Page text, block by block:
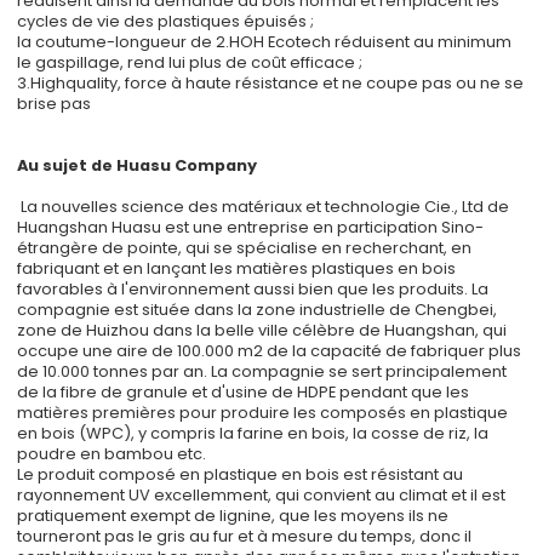
cycles de vie des plastiques épuisés ;
la coutume-longueur de 2.HOH Ecotech réduisent au minimum
le gaspillage, rend lui plus de coût efficace ;
3.Highquality, force à haute résistance et ne coupe pas ou ne se
brise pas
Au sujet de Huasu Company
La nouvelles science des matériaux et technologie Cie., Ltd de
Huangshan Huasu est une entreprise en participation Sino-
étrangère de pointe, qui se spécialise en recherchant, en
fabriquant et en lançant les matières plastiques en bois
favorables à l'environnement aussi bien que les produits. La
compagnie est située dans la zone industrielle de Chengbei,
zone de Huizhou dans la belle ville célèbre de Huangshan, qui
occupe une aire de 100.000 m2 de la capacité de fabriquer plus
de 10.000 tonnes par an. La compagnie se sert principalement
de la fibre de granule et d'usine de HDPE pendant que les
matières premières pour produire les composés en plastique
en bois (WPC), y compris la farine en bois, la cosse de riz, la
poudre en bambou etc.
Le produit composé en plastique en bois est résistant au
rayonnement UV excellemment, qui convient au climat et il est
pratiquement exempt de lignine, que les moyens ils ne
tourneront pas le gris au fur et à mesure du temps, donc il